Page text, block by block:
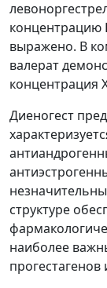
концентрацию
выражено. В
валерат
концентрация
Диеногест
структуре
наиболее